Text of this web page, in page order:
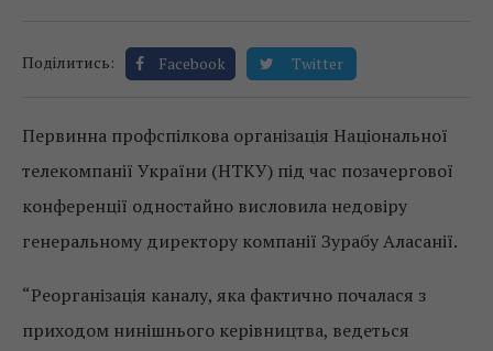
Поділитись: Facebook Twitter
Первинна профспілкова організація Національної
телекомпанії України (НТКУ) під час позачергової
конференції одностайно висловила недовіру
генеральному директору компанії Зурабу Аласанії.
“Реорганізація каналу, яка фактично почалася з
приходом нинішнього керівництва, ведеться